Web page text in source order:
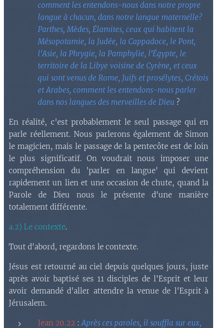
comment les entendons-nous dans notre propre
langue à chacun, dans notre langue maternelle?
Parthes, Mèdes, Élamites, ceux qui habitent la
Mésopotamie, la Judée, la Cappadoce, le Pont,
l'Asie, la Phrygie, la Pamphylie, l'Égypte, le
territoire de la Libye voisine de Cyrène, et ceux
qui sont venus de Rome, Juifs et prosélytes, Crétois
et Arabes, comment les entendons-nous parler
dans nos langues des merveilles de Dieu ?
En réalité, c'est probablement le seul passage qui en
parle réellement. Nous parlerons également de Simon
le magicien, mais le passage de la pentecôte est de loin
le plus significatif. On voudrait nous imposer une
compréhension du 'parler en langue' qui devient
rapidement un lien et une occasion de chute, quand la
Parole de Dieu nous le présente d'une manière
totalement différente.
a.2) Le contexte.
Tout d'abord, regardons le contexte.
Jésus est retourné au ciel depuis quelques jours, juste
après avoir baptisé ses 11 disciples de l'Esprit et leur
avoir demandé d'aller attendre la venue de l'Esprit à
Jérusalem.
Jean 20.22 :Après ces paroles, il souffla sur eux,